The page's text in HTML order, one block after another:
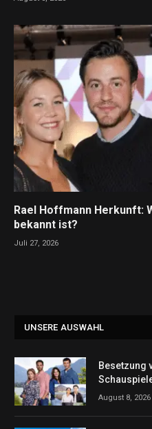
Rael Hoffmann Herkunft:
bekannt ist?
Juli 27, 2026
UNSERE AUSWAHL
Besetzung
August 8, 2026